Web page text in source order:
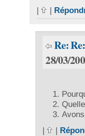
| |
Re:
28/03/
|